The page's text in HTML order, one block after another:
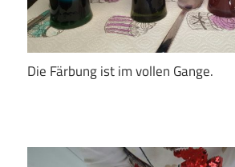
Die Färbung ist im vollen Gange.